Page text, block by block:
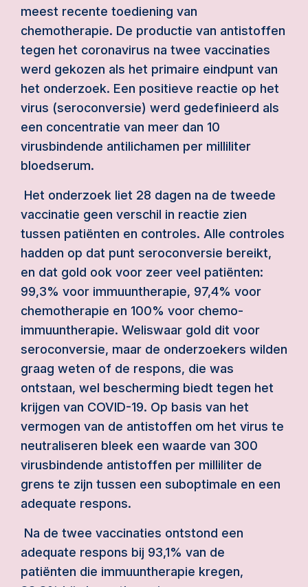
meest recente toediening van
chemotherapie. De productie van antistoffen
tegen het coronavirus na twee vaccinaties
werd gekozen als het primaire eindpunt van
het onderzoek. Een positieve reactie op het
virus (seroconversie) werd gedefinieerd als
een concentratie van meer dan 10
virusbindende antilichamen per milliliter
bloedserum.
Het onderzoek liet 28 dagen na de tweede
vaccinatie geen verschil in reactie zien
tussen patiënten en controles. Alle controles
hadden op dat punt seroconversie bereikt,
en dat gold ook voor zeer veel patiënten:
99,3% voor immuuntherapie, 97,4% voor
chemotherapie en 100% voor chemo-
immuuntherapie. Weliswaar gold dit voor
seroconversie, maar de onderzoekers wilden
graag weten of de respons, die was
ontstaan, wel bescherming biedt tegen het
krijgen van COVID-19. Op basis van het
vermogen van de antistoffen om het virus te
neutraliseren bleek een waarde van 300
virusbindende antistoffen per milliliter de
grens te zijn tussen een suboptimale en een
adequate respons.
Na de twee vaccinaties ontstond een
adequate respons bij 93,1% van de
patiënten die immuuntherapie kregen,